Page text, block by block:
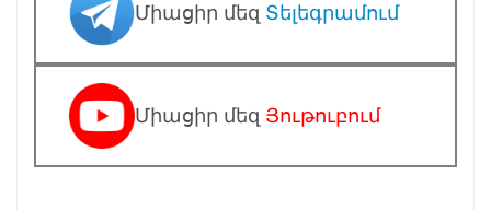
Միացիր մեզ Տելեգրամում
Միացիր մեզ Յութուբում